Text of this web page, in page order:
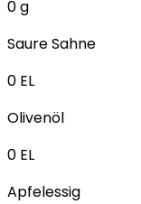
0g
Saure Sahne
0 EL
Olivenöl
0 EL
Apfelessig